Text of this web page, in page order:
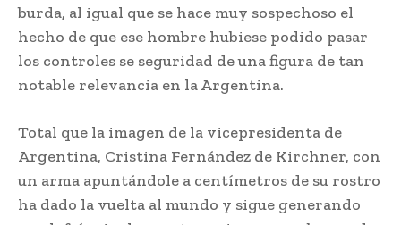
burda, al igual que se hace muy sospechoso el
hecho de que ese hombre hubiese podido pasar
los controles se seguridad de una figura de tan
notable relevancia en la Argentina.
Total que la imagen de la vicepresidenta de
Argentina, Cristina Fernández de Kirchner, con
un arma apuntándole a centímetros de su rostro
ha dado la vuelta al mundo y sigue generando